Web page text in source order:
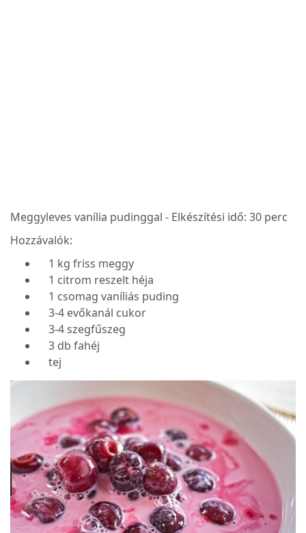
Meggyleves vanília pudinggal - Elkészítési idő: 30 perc
Hozzávalók:
1 kg friss meggy
1 citrom reszelt héja
1 csomag vaníliás puding
3-4 evőkanál cukor
3-4 szegfűszeg
3 db fahéj
tej